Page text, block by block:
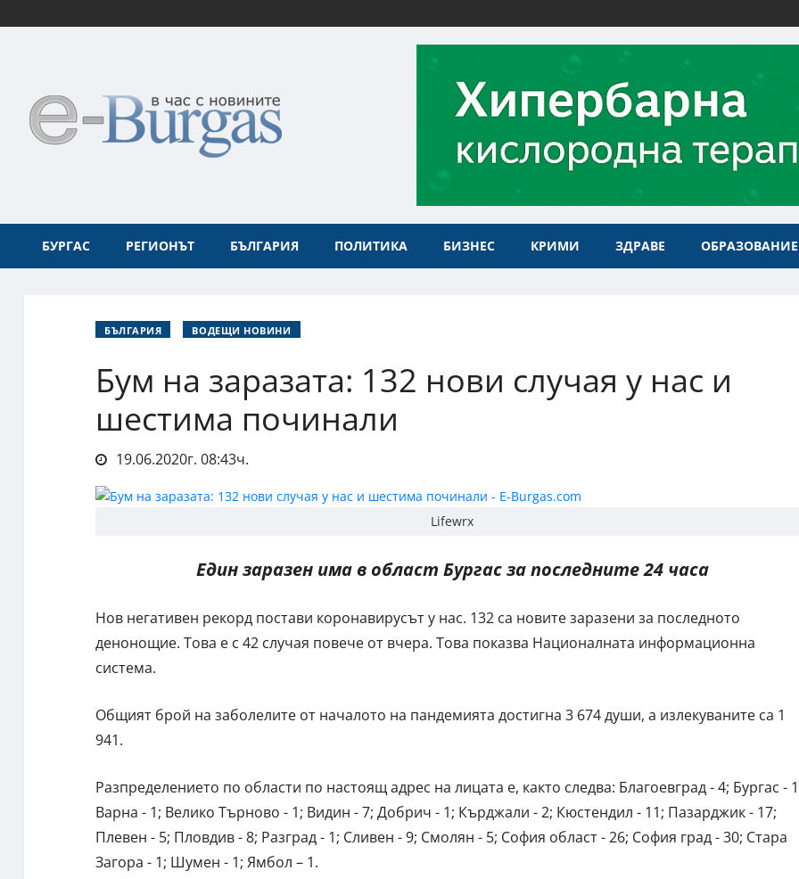
БУРГАС РЕГИОНЪТ БЪЛГАРИЯ ПОЛИТИКА БИЗНЕС КРИМИ ЗДРАВЕ ОБРАЗОВАНИЕ
БЪЛГАРИЯ ВОДЕЩИ НОВИНИ
Бум на заразата: 132 нови случая у нас и
шестима починали
19.06.2020г. 08:43ч.
Lifewrx
Един заразен има в област Бургас за последните 24 часа
Нов негативен рекорд постави коронавирусът у нас. 132 са новите заразени за последното
денонощие. Това е с 42 случая повече от вчера. Това показва Националната информационна
система.
Общият брой на заболелите от началото на пандемията достигна 3 674 души, а излекуваните са 1
941.
Разпределението по области по настоящ адрес на лицата е, както следва: Благоевград - 4; Бургас -
Варна - 1; Велико Търново - 1; Видин - 7; Добрич - 1; Кърджали - 2; Кюстендил - 11; Пазарджик - 17;
Плевен - 5; Пловдив - 8; Разград - 1; Сливен - 9; Смолян - 5; София област - 26; София град - 30; Стара
Загора - 1; Шумен - 1; Ямбол – 1.